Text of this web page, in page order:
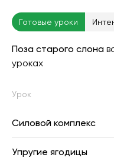
Готовые уроки
Поза старого слона
уроках
Урок
Силовой комплекс
Упругие ягодицы